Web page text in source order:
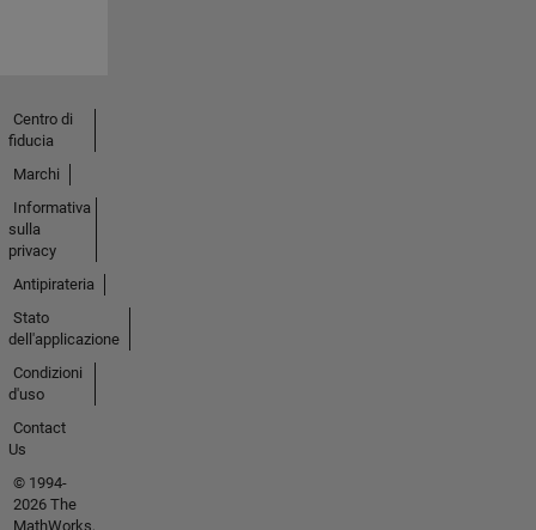
Centro di
fiducia
Marchi
Informativa
sulla
privacy
Antipirateria
Stato
dell'applicazione
Condizioni
d'uso
Contact
Us
© 1994-
2026 The
MathWorks,